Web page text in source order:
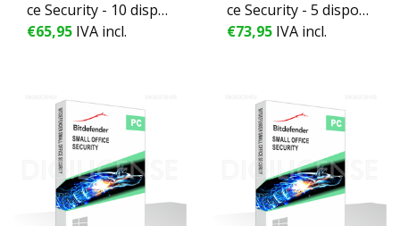
ce Security - 10 dispo
sitivos - 1 Año
€65,95 IVA incl.
ce Security - 5 disposi
tivos - 2 Años
€73,95 IVA incl.